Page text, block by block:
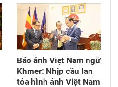
Báo ảnh Việt Nam ngữ
Khmer: Nhịp cầu lan
tỏa hình ảnh Việt Nam